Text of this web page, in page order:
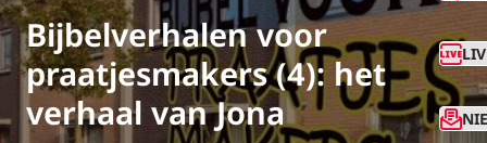
Bijbelverhalen voor
praatjesmakers (4): het
verhaal van Jona